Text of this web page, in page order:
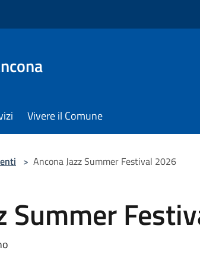
Vivere il Comune
> Ancona Jazz Summer Festival 2026
Summer